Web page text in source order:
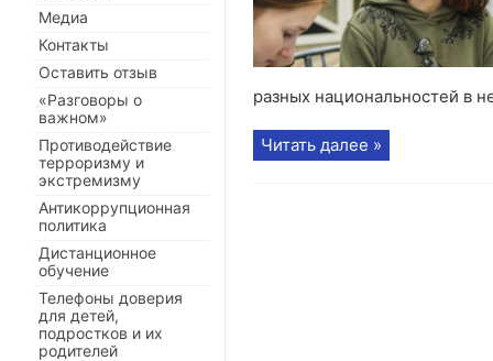
разных национальностей в
Читать далее »
Медиа
Контакты
Оставить отзыв
«Разговоры о
важном»
Противодействие
терроризму и
экстремизму
Антикоррупционная
политика
Дистанционное
обучение
Телефоны доверия
для детей,
подростков и их
родителей